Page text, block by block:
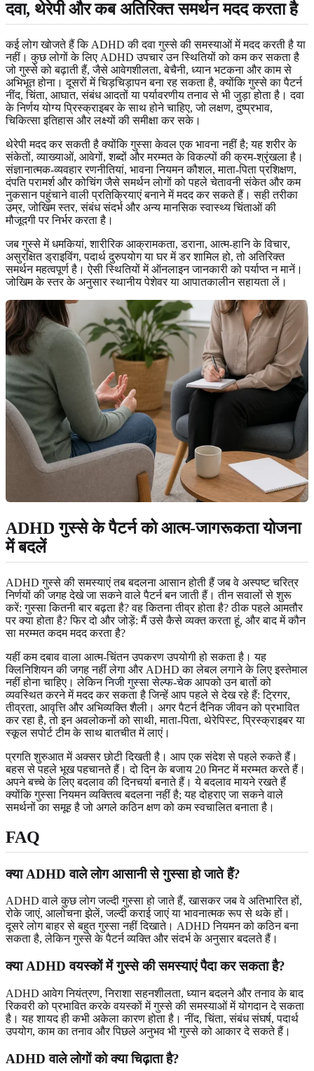
दवा, थेरेपी और कब अतिरिक्त समर्थन मदद करता है
कई लोग खोजते हैं कि ADHD की दवा गुस्से की समस्याओं में मदद करती है या
नहीं। कुछ लोगों के लिए ADHD उपचार उन स्थितियों को कम कर सकता है
जो गुस्से को बढ़ाती हैं, जैसे आवेगशीलता, बेचैनी, ध्यान भटकना और काम से
अभिभूत होना। दूसरों में चिड़चिड़ापन बना रह सकता है, क्योंकि गुस्से का पैटर्न
नींद, चिंता, आघात, संबंध आदतों या पर्यावरणीय तनाव से भी जुड़ा होता है। दवा
के निर्णय योग्य प्रिस्क्राइबर के साथ होने चाहिए, जो लक्षण, दुष्प्रभाव,
चिकित्सा इतिहास और लक्ष्यों की समीक्षा कर सके।
थेरेपी मदद कर सकती है क्योंकि गुस्सा केवल एक भावना नहीं है; यह शरीर के
संकेतों, व्याख्याओं, आवेगों, शब्दों और मरम्मत के विकल्पों की क्रम-श्रृंखला है।
संज्ञानात्मक-व्यवहार रणनीतियां, भावना नियमन कौशल, माता-पिता प्रशिक्षण,
दंपति परामर्श और कोचिंग जैसे समर्थन लोगों को पहले चेतावनी संकेत और कम
नुकसान पहुंचाने वाली प्रतिक्रियाएं बनाने में मदद कर सकते हैं। सही तरीका
उम्र, जोखिम स्तर, संबंध संदर्भ और अन्य मानसिक स्वास्थ्य चिंताओं की
मौजूदगी पर निर्भर करता है।
जब गुस्से में धमकियां, शारीरिक आक्रामकता, डराना, आत्म-हानि के विचार,
असुरक्षित ड्राइविंग, पदार्थ दुरुपयोग या घर में डर शामिल हो, तो अतिरिक्त
समर्थन महत्वपूर्ण है। ऐसी स्थितियों में ऑनलाइन जानकारी को पर्याप्त न मानें।
जोखिम के स्तर के अनुसार स्थानीय पेशेवर या आपातकालीन सहायता लें।
ADHD गुस्से के पैटर्न को आत्म-जागरूकता योजना
में बदलें
ADHD गुस्से की समस्याएं तब बदलना आसान होती हैं जब वे अस्पष्ट चरित्र
निर्णयों की जगह देखे जा सकने वाले पैटर्न बन जाती हैं। तीन सवालों से शुरू
करें: गुस्सा कितनी बार बढ़ता है? वह कितना तीव्र होता है? ठीक पहले आमतौर
पर क्या होता है? फिर दो और जोड़ें: मैं उसे कैसे व्यक्त करता हूं, और बाद में कौन
सा मरम्मत कदम मदद करता है?
यहीं कम दबाव वाला आत्म-चिंतन उपकरण उपयोगी हो सकता है। यह
क्लिनिशियन की जगह नहीं लेगा और ADHD का लेबल लगाने के लिए इस्तेमाल
नहीं होना चाहिए। लेकिननिजी गुस्सा सेल्फ-चेकआपको उन बातों को
व्यवस्थित करने में मदद कर सकता है जिन्हें आप पहले से देख रहे हैं: ट्रिगर,
तीव्रता, आवृत्ति और अभिव्यक्ति शैली। अगर पैटर्न दैनिक जीवन को प्रभावित
कर रहा है, तो इन अवलोकनों को साथी, माता-पिता, थेरेपिस्ट, प्रिस्क्राइबर या
स्कूल सपोर्ट टीम के साथ बातचीत में लाएं।
प्रगति शुरुआत में अक्सर छोटी दिखती है। आप एक संदेश से पहले रुकते हैं।
बहस से पहले भूख पहचानते हैं। दो दिन के बजाय 20 मिनट में मरम्मत करते हैं।
अपने बच्चे के लिए बदलाव की दिनचर्या बनाते हैं। ये बदलाव मायने रखते हैं
क्योंकि गुस्सा नियमन व्यक्तित्व बदलना नहीं है; यह दोहराए जा सकने वाले
समर्थनों का समूह है जो अगले कठिन क्षण को कम स्वचालित बनाता है।
FAQ
क्या ADHD वाले लोग आसानी से गुस्सा हो जाते हैं?
ADHD वाले कुछ लोग जल्दी गुस्सा हो जाते हैं, खासकर जब वे अतिभारित हों,
रोके जाएं, आलोचना झेलें, जल्दी कराई जाएं या भावनात्मक रूप से थके हों।
दूसरे लोग बाहर से बहुत गुस्सा नहीं दिखाते। ADHD नियमन को कठिन बना
सकता है, लेकिन गुस्से के पैटर्न व्यक्ति और संदर्भ के अनुसार बदलते हैं।
क्या ADHD वयस्कों में गुस्से की समस्याएं पैदा कर सकता है?
ADHD आवेग नियंत्रण, निराशा सहनशीलता, ध्यान बदलने और तनाव के बाद
रिकवरी को प्रभावित करके वयस्कों में गुस्से की समस्याओं में योगदान दे सकता
है। यह शायद ही कभी अकेला कारण होता है। नींद, चिंता, संबंध संघर्ष, पदार्थ
उपयोग, काम का तनाव और पिछले अनुभव भी गुस्से को आकार दे सकते हैं।
ADHD वाले लोगों को क्या चिढ़ाता है?